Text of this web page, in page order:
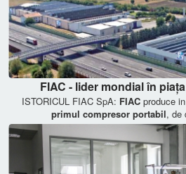
FIAC - lider mondial în
ISTORICUL FIAC SpA: FIAC produce
primul compresor portabil, de